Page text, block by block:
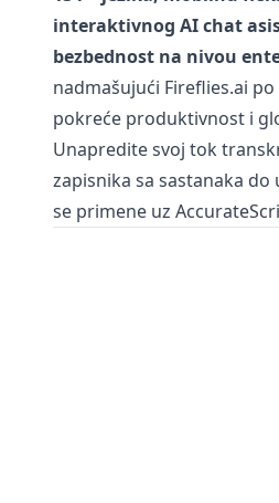
interaktivnog AI chat
bezbednost na nivou
nadmašujući Fireflies.ai
pokreće produktivnost i
Unapredite svoj tok
zapisnika sa sastanaka
se primene uz